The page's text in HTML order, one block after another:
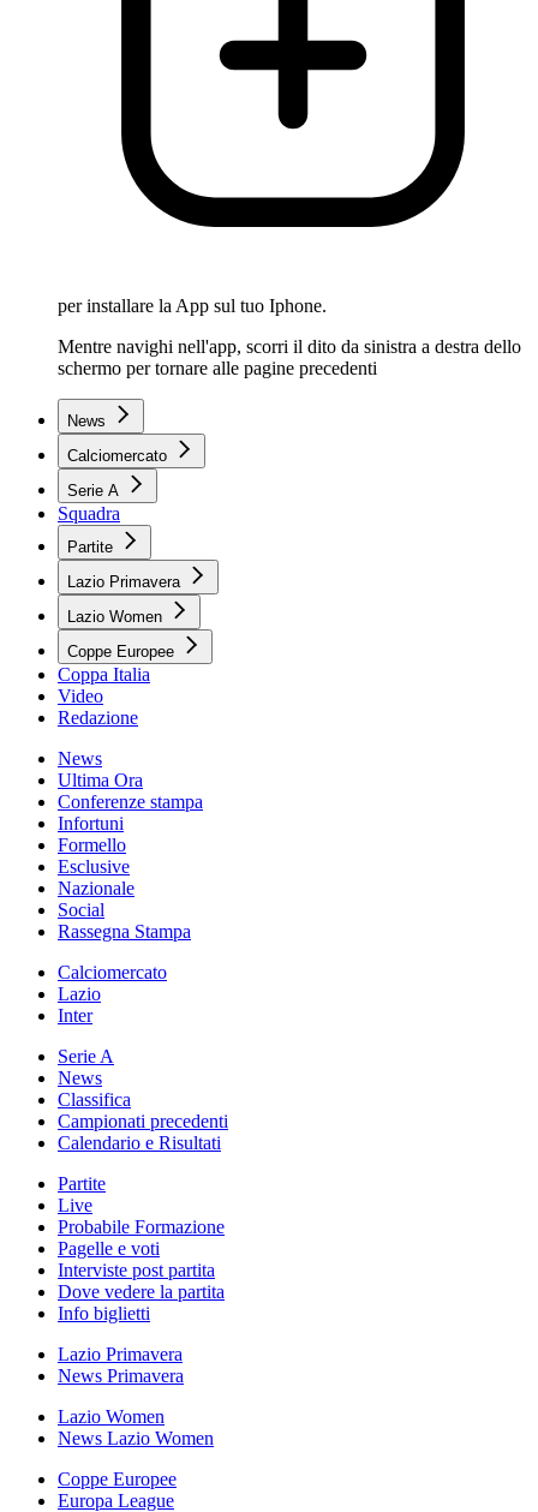
per installare la App sul tuo Iphone.
Mentre navighi nell'app, scorri il dito da sinistra a destra dello
schermo per tornare alle pagine precedenti
News
Calciomercato
Serie A
Squadra
Partite
Lazio Primavera
Lazio Women
Coppe Europee
Coppa Italia
Video
Redazione
News
Ultima Ora
Conferenze stampa
Infortuni
Formello
Esclusive
Nazionale
Social
Rassegna Stampa
Calciomercato
Lazio
Inter
Serie A
News
Classifica
Campionati precedenti
Calendario e Risultati
Partite
Live
Probabile Formazione
Pagelle e voti
Interviste post partita
Dove vedere la partita
Info biglietti
Lazio Primavera
News Primavera
Lazio Women
News Lazio Women
Coppe Europee
Europa League